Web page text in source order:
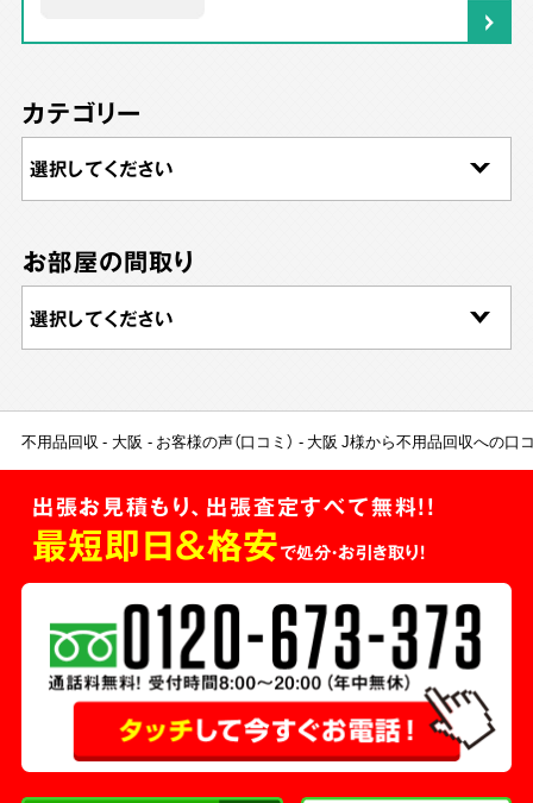
カテゴリー
お部屋の間取り
不用品回収 大阪 お客様の声（口コミ） 大阪 J様から不用品回収への口
出張お見積もり、出張査定すべて無料!!
最短即日＆格安で処分・お引き取り！